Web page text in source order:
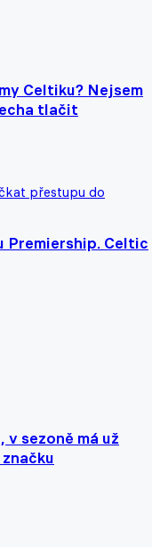
Celtiku? Nejsem
tlačit
Premiership. Celtic
sezoně má už